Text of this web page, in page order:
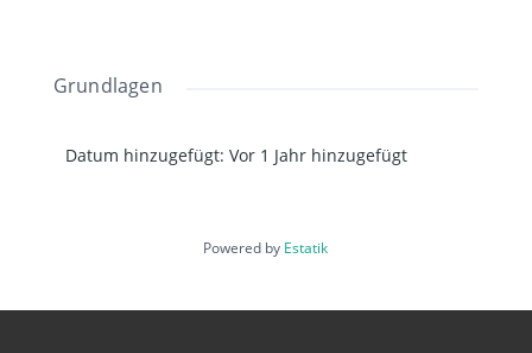
Grundlagen
Datum hinzugefügt: Vor 1 Jahr hinzugefügt
Powered by Estatik